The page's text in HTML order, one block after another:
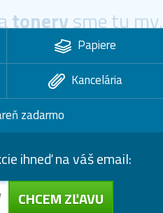
tonerysme tu my.
Papiere
Kancelária
zadarmo
ihneď na váš email:
CHCEM ZĽAVU